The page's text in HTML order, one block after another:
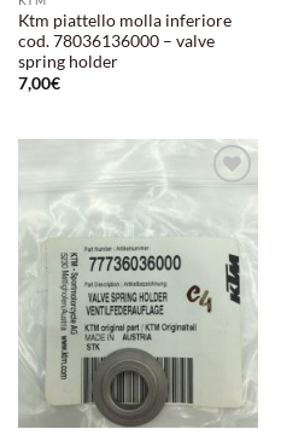
Ktm piattello molla inferiore
cod. 78036136000 – valve
spring holder
7,00€
Aggiungi